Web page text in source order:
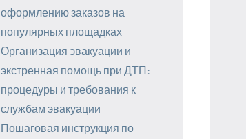
оформлению заказов на
популярных площадках
Организация эвакуации и
экстренная помощь при ДТП:
процедуры и требования к
службам эвакуации
Пошаговая инструкция по